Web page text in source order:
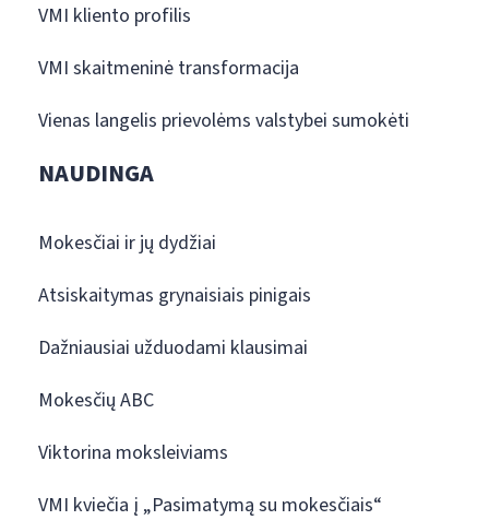
VMI kliento profilis
VMI skaitmeninė transformacija
Vienas langelis prievolėms valstybei sumokėti
NAUDINGA
Mokesčiai ir jų dydžiai
Atsiskaitymas grynaisiais pinigais
Dažniausiai užduodami klausimai
Mokesčių ABC
Viktorina moksleiviams
VMI kviečia į „Pasimatymą su mokesčiais“